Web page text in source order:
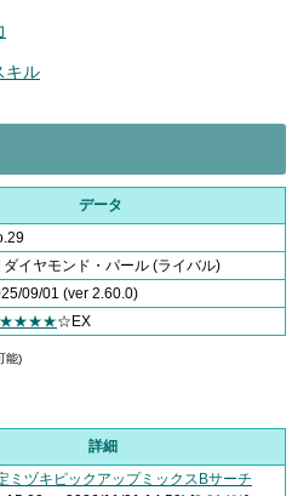
キル
データ
ダイヤモンド・パール (ライバル)
09/01 (ver 2.60.0)
☆EX
能)
詳細
ミヅキピックアップミックスBサーチ